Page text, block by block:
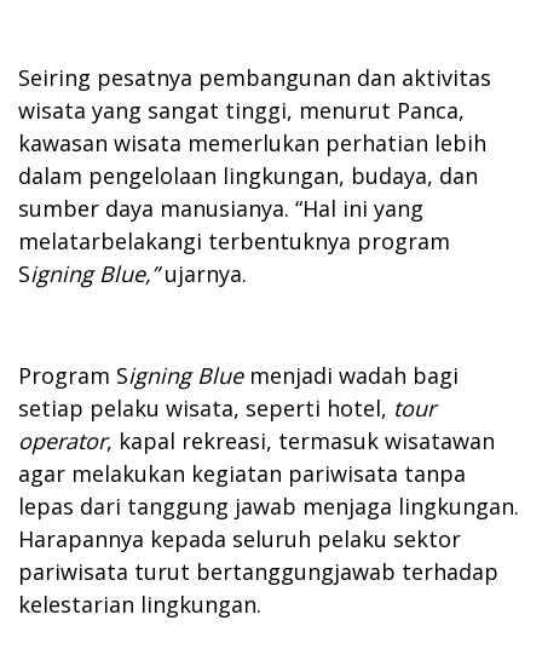
Seiring pesatnya pembangunan dan aktivitas
wisata yang sangat tinggi, menurut Panca,
kawasan wisata memerlukan perhatian lebih
dalam pengelolaan lingkungan, budaya, dan
sumber daya manusianya. “Hal ini yang
melatarbelakangi terbentuknya program
Signing Blue,”ujarnya.
Program Signing Bluemenjadi wadah bagi
setiap pelaku wisata, seperti hotel, tour
operator, kapal rekreasi, termasuk wisatawan
agar melakukan kegiatan pariwisata tanpa
lepas dari tanggung jawab menjaga lingkungan.
Harapannya kepada seluruh pelaku sektor
pariwisata turut bertanggungjawab terhadap
kelestarian lingkungan.